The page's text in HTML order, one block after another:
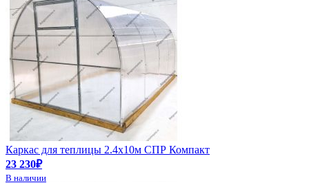
Каркас для теплицы 2.4х10м СПР Компакт
23 230₽
В наличии